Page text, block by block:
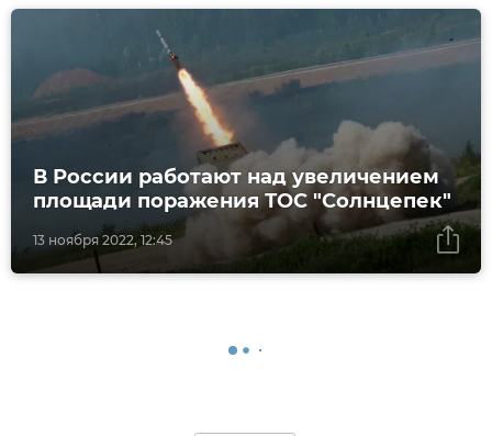
13 ноября 2022, 12:45
В России работают над увеличением
площади поражения ТОС "Солнцепек"